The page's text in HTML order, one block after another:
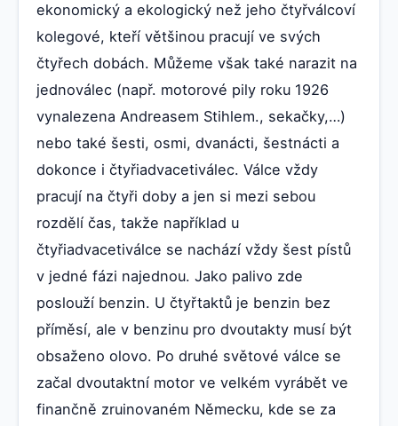
ekonomický a ekologický než jeho čtyřválcoví
kolegové, kteří většinou pracují ve svých
čtyřech dobách. Můžeme však také narazit na
jednoválec (např. motorové pily roku 1926
vynalezena Andreasem Stihlem., sekačky,…)
nebo také šesti, osmi, dvanácti, šestnácti a
dokonce i čtyřiadvacetiválec. Válce vždy
pracují na čtyři doby a jen si mezi sebou
rozdělí čas, takže například u
čtyřiadvacetiválce se nachází vždy šest pístů
v jedné fázi najednou. Jako palivo zde
poslouží benzin. U čtyřtaktů je benzin bez
příměsí, ale v benzinu pro dvoutakty musí být
obsaženo olovo. Po druhé světové válce se
začal dvoutaktní motor ve velkém vyrábět ve
finančně zruinovaném Německu, kde se za